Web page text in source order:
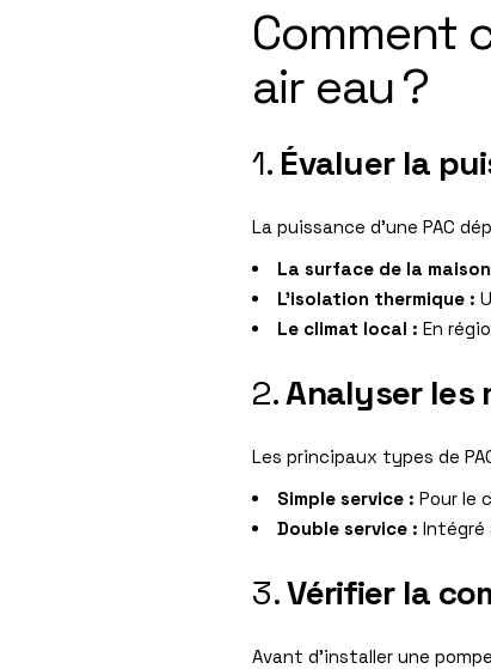
Comment
air eau ?
1. Évaluer la
La puissance d’une PAC
La surface de la
L’isolation thermique :
Le climat local : En
2.Analyser les
Les principaux types de
Simple service : Pour le
Double service : Intégré
3.Vérifier la
Avant d’installer une